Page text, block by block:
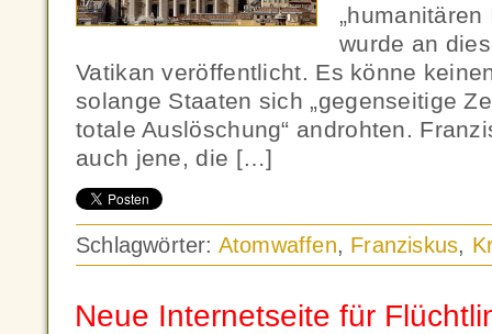
„humanitären
wurde an
Vatikan veröffentlicht. Es könne
solange Staaten sich „gegenseitige
totale Auslöschung“ androhten.
auch jene, die […]
Schlagwörter: Atomwaffen, Franziskus,
Neue Internetseite für